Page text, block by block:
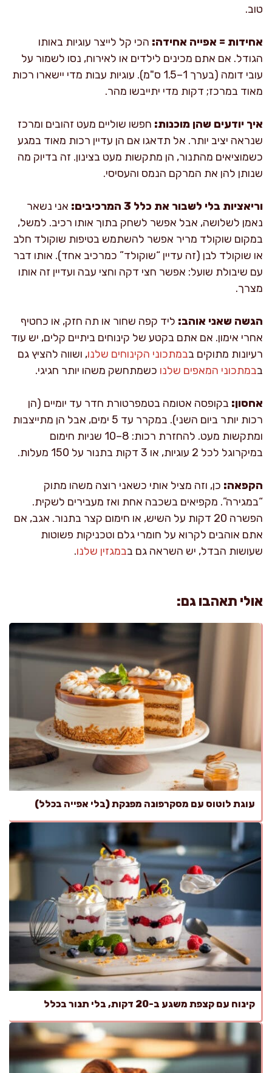
טוב.
אחידות = אפייה אחידה: הכי קל לייצר עוגיות באותו
הגודל. אם אתם מכינים לילדים או לאירוח, נסו לשמור על
עובי דומה (בערך 1–1.5 ס"מ). עוגיות עבות מדי יישארו רכות
מאוד במרכז; דקות מדי יתייבשו מהר.
איך יודעים שהן מוכנות: חפשו שוליים מעט זהובים ומרכז
שנראה יציב יותר. אל תדאגו אם הן עדיין רכות מאוד במגע
כשמוציאים מהתנור, הן מתקשות מעט בצינון. זה בדיוק מה
שנותן להן את המרקם הנמס והעסיסי.
וריאציות בלי לשבור את כלל 3 המרכיבים:
אני נשאר
נאמן לשלושה, אבל אפשר לשחק בתוך אותו רכיב. למשל,
במקום שוקולד מריר אפשר להשתמש בטיפות שוקולד חלב
או שוקולד לבן (זה עדיין “שוקולד” כמרכיב אחד). אותו דבר
עם שיבולת שועל: אפשר חצי דקה וחצי עבה ועדיין זה אותו
מצרך.
הגשה שאני אוהב: ליד קפה שחור או תה חזק, או כחטיף
אחרי אימון. אם אתם בקטע של קינוחים ביתיים קלים, יש עוד
רעיונות מתוקים בבמתכוני הקינוחים שלנו, ושווה להציץ גם
בבמתכוני המאפים שלנו כשמתחשק משהו יותר חגיגי.
אחסון: בקופסה אטומה בטמפרטורת חדר עד יומיים (הן
רכות יותר ביום השני). במקרר עד 5 ימים, אבל הן מתייצבות
ומתקשות מעט. להחזרת רכות: 8–10 שניות חימום
במיקרוגל לכל 2 עוגיות, או 3 דקות בתנור על 150 מעלות.
הקפאה: כן, וזה מציל אותי כשאני רוצה משהו מתוק
“במגירה”. מקפיאים בשכבה אחת ואז מעבירים לשקית.
הפשרה 20 דקות על השיש, או חימום קצר בתנור. אגב, אם
אתם אוהבים לקרוא על חומרי גלם וטכניקות פשוטות
שעושות הבדל, יש השראה גם בבמגזין שלנו.
אולי תאהבו גם:
עוגת לוטוס עם מסקרפונה מפנקת (בלי אפייה בכלל)
קינוח עם קצפת משגע ב-20 דקות, בלי תנור בכלל